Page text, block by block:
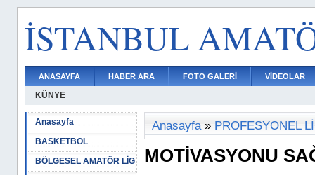
İSTANBUL
ANASAYFA HABER ARA FOTO GALERİ VİDEOLAR
KÜNYE
Anasayfa
BASKETBOL
BÖLGESEL AMATÖR LİG
Anasayfa» PROFESYONEL
MOTİVASYONU